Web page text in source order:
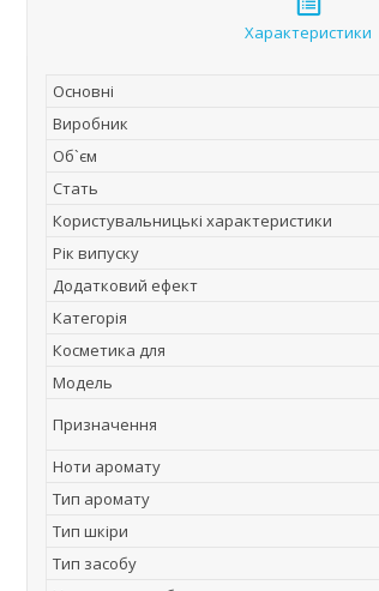
Характеристики
Основні
Виробник
Об`єм
Стать
Користувальницькі характеристики
Рік випуску
Додатковий ефект
Категорія
Косметика для
Мoдель
Призначення
Ноти аромату
Тип аромату
Тип шкіри
Тип засобу